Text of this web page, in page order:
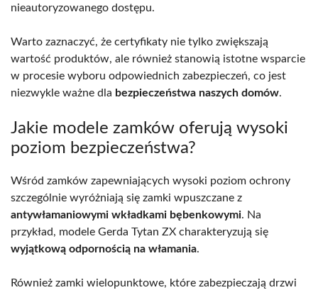
nieautoryzowanego dostępu.
Warto zaznaczyć, że certyfikaty nie tylko zwiększają
wartość produktów, ale również stanowią istotne wsparcie
w procesie wyboru odpowiednich zabezpieczeń, co jest
niezwykle ważne dla bezpieczeństwa naszych domów.
Jakie modele zamków oferują wysoki
poziom bezpieczeństwa?
Wśród zamków zapewniających wysoki poziom ochrony
szczególnie wyróżniają się zamki wpuszczane z
antywłamaniowymi wkładkami bębenkowymi. Na
przykład, modele Gerda Tytan ZX charakteryzują się
wyjątkową odpornością na włamania.
Również zamki wielopunktowe, które zabezpieczają drzwi